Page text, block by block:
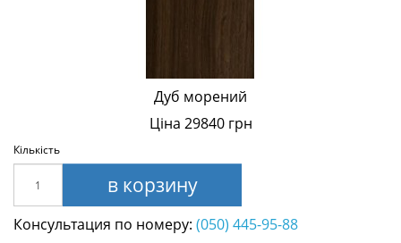
Дуб морений
Ціна 29840 грн
Кількість
в корзину
Консультация по номеру: (050) 445-95-88